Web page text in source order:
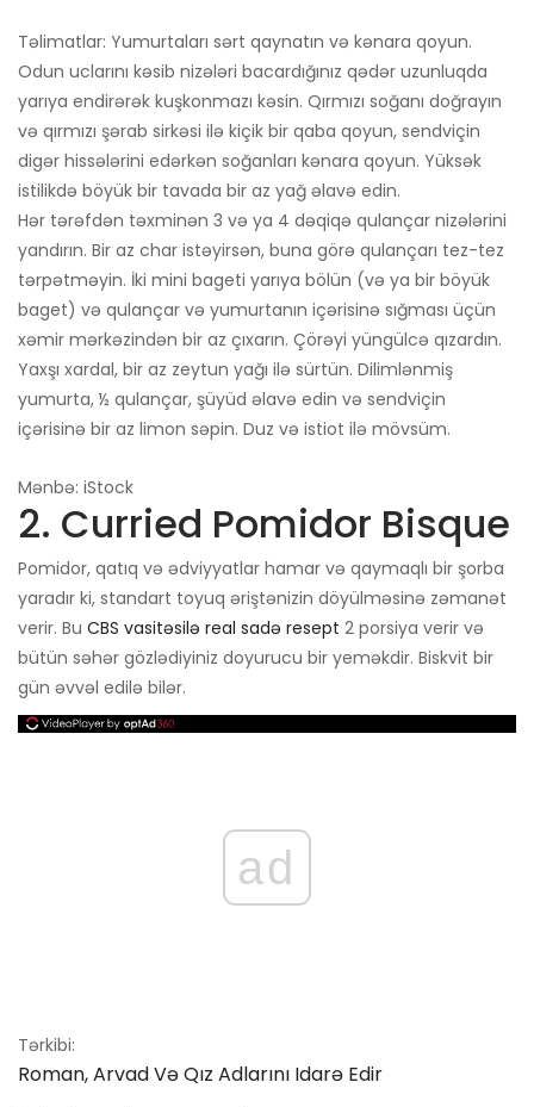
Təlimatlar: Yumurtaları sərt qaynatın və kənara qoyun.
Odun uclarını kəsib nizələri bacardığınız qədər uzunluqda
yarıya endirərək kuşkonmazı kəsin. Qırmızı soğanı doğrayın
və qırmızı şərab sirkəsi ilə kiçik bir qaba qoyun, sendviçin
digər hissələrini edərkən soğanları kənara qoyun. Yüksək
istilikdə böyük bir tavada bir az yağ əlavə edin.
Hər tərəfdən təxminən 3 və ya 4 dəqiqə qulançar nizələrini
yandırın. Bir az char istəyirsən, buna görə qulançarı tez-tez
tərpətməyin. İki mini bageti yarıya bölün (və ya bir böyük
baget) və qulançar və yumurtanın içərisinə sığması üçün
xəmir mərkəzindən bir az çıxarın. Çörəyi yüngülcə qızardın.
Yaxşı xardal, bir az zeytun yağı ilə sürtün. Dilimlənmiş
yumurta, ½ qulançar, şüyüd əlavə edin və sendviçin
içərisinə bir az limon səpin. Duz və istiot ilə mövsüm.
Mənbə: iStock
2. Curried Pomidor Bisque
Pomidor, qatıq və ədviyyatlar hamar və qaymaqlı bir şorba
yaradır ki, standart toyuq əriştənizin döyülməsinə zəmanət
verir. Bu CBS vasitəsilə real sadə resept 2 porsiya verir və
bütün səhər gözlədiyiniz doyurucu bir yeməkdir. Biskvit bir
gün əvvəl edilə bilər.
ad
Tərkibi:
Roman, Arvad Və Qız Adlarını Idarə Edir